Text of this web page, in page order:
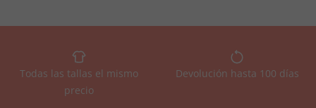
Todas las tallas el mismo
precio
Devolución hasta 100 días